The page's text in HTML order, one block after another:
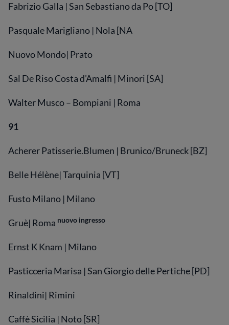
Fabrizio Galla | San Sebastiano da Po [TO]
Pasquale Marigliano | Nola [NA
Nuovo Mondo| Prato
Sal De Riso Costa d’Amalfi | Minori [SA]
Walter Musco – Bompiani | Roma
91
Acherer Patisserie.Blumen | Brunico/Bruneck [BZ]
Belle Hélène| Tarquinia [VT]
Fusto Milano | Milano
Gruè| Roma nuovo ingresso
Ernst K Knam | Milano
Pasticceria Marisa | San Giorgio delle Pertiche [PD]
Rinaldini| Rimini
Caffè Sicilia | Noto [SR]